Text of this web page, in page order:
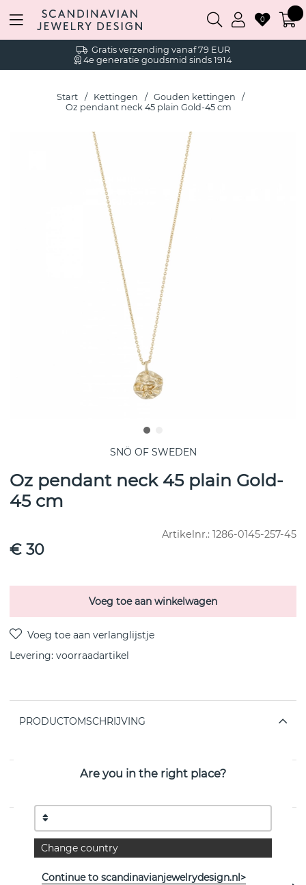
Gratis verzending vanaf 79 EUR
4e generatie goudsmid sinds 1914
0
Start Kettingen
Gouden kettingen
Oz pendant neck 45 plain Gold-45 cm
SNÖ OF SWEDEN
Oz pendant neck 45 plain Gold-
45 cm
Artikelnr.: 1286-0145-257-45
€ 30
Voeg toe aan winkelwagen
Levering: voorraadartikel
PRODUCTOMSCHRIJVING
EIGENSCHAPPEN
Bekijk meer artikelen
Are you in the right place?
Change country
Continue to scandinavianjewelrydesign.nl>